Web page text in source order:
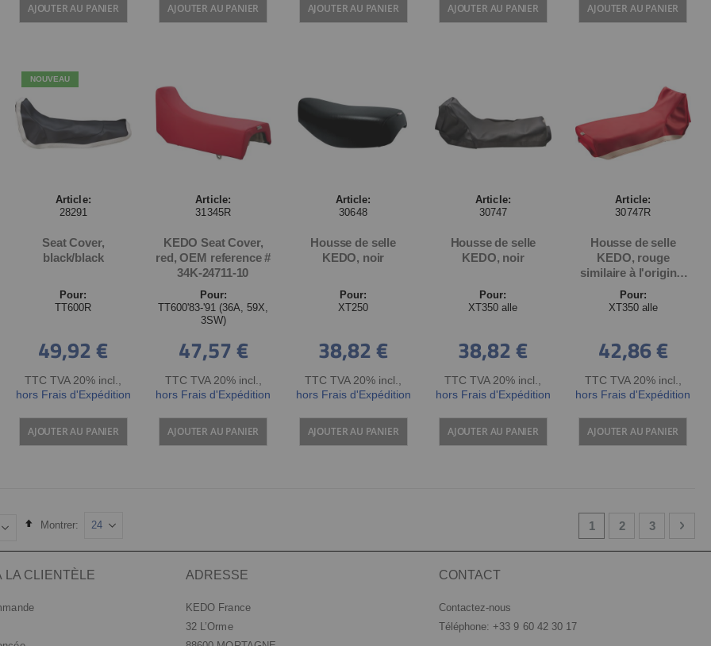
AJOUTER AU PANIER AJOUTER AU PANIER AJOUTER AU PANIER AJOUTER AU PANIER AJOUTER AU PANIER
NOUVEAU
Article:
28291
Seat Cover,
black/black
Pour:
TT600R
49,92 €
TTC TVA 20% incl.
hors Frais d'Expédition
AJOUTER AU PANIER
Article:
31345R
KEDO Seat Cover,
red, OEM reference #
34K-24711-10
Pour:
TT600'83-'91 (36A, 59X,
3SW)
47,57 €
TTC TVA 20% incl.
hors Frais d'Expédition
AJOUTER AU PANIER
Article:
30648
Housse de selle
KEDO, noir
Pour:
XT250
38,82 €
TTC TVA 20% incl.
hors Frais d'Expédition
AJOUTER AU PANIER
Article:
30747
Housse de selle
KEDO, noir
Pour:
XT350 alle
38,82 €
TTC TVA 20% incl.
hors Frais d'Expédition
AJOUTER AU PANIER
Article:
30747R
Housse de selle
KEDO, rouge
similaire à l'origine,
très résistante,
sangle
réf. OEM 30X-2477A-
Pour:
XT350 alle
42,86 €
TTC TVA 20% incl.
hors Frais d'Expédition
AJOUTER AU PANIER
Set
PageYou're currently
1 Page
2 Page
3 Page
Montrer
LA CLIENTÈLE ADRESSE
KEDO France
32 L’Orme
CONTACT
Contactez-nous
Téléphone: +33 9 60 42 30 17